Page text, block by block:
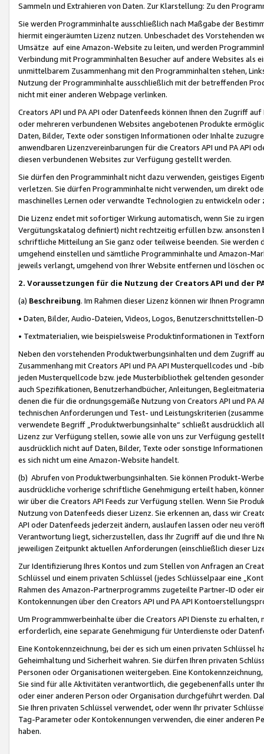
Sammeln und Extrahieren von Daten. Zur Klarstellung: Zu den
Sie werden Programminhalte ausschließlich nach Maßgabe der
hiermit eingeräumten Lizenz nutzen. Unbeschadet des Vorstehenden
Umsätze auf eine Amazon-Website zu leiten, und werden
Verbindung mit Programminhalten Besucher auf andere Websites als
unmittelbarem Zusammenhang mit den Programminhalten stehen,
Nutzung der Programminhalte ausschließlich mit der betreffenden
nicht mit einer anderen Webpage verlinken.
Creators API und PA API oder Datenfeeds können Ihnen den Zugriff
oder mehreren verbundenen Websites angebotenen Produkte
Daten, Bilder, Texte oder sonstigen Informationen oder Inhalte
anwendbaren Lizenzvereinbarungen für die Creators API und PA API
diesen verbundenen Websites zur Verfügung gestellt werden.
Sie dürfen den Programminhalt nicht dazu verwenden, geistiges
verletzen. Sie dürfen Programminhalte nicht verwenden, um direkt
maschinelles Lernen oder verwandte Technologien zu entwickeln
Die Lizenz endet mit sofortiger Wirkung automatisch, wenn Sie zu
Vergütungskatalog definiert) nicht rechtzeitig erfüllen bzw. ansonsten
schriftliche Mitteilung an Sie ganz oder teilweise beenden. Sie werden
umgehend einstellen und sämtliche Programminhalte und Amazon-
jeweils verlangt, umgehend von Ihrer Website entfernen und löschen
2. Voraussetzungen für die Nutzung der Creators API und der
(a) Beschreibung. Im Rahmen dieser Lizenz können wir Ihnen
• Daten, Bilder, Audio-Dateien, Videos, Logos, Benutzerschnittstellen-
• Textmaterialien, wie beispielsweise Produktinformationen in
Neben den vorstehenden Produktwerbungsinhalten und dem Zugriff
Zusammenhang mit Creators API und PA API Musterquellcodes und
jeden Musterquellcode bzw. jede Musterbibliothek geltenden
auch Spezifikationen, Benutzerhandbücher, Anleitungen,
denen die für die ordnungsgemäße Nutzung von Creators API und PA
technischen Anforderungen und Test- und Leistungskriterien
verwendete Begriff „Produktwerbungsinhalte“ schließt ausdrücklich
Lizenz zur Verfügung stellen, sowie alle von uns zur Verfügung
ausdrücklich nicht auf Daten, Bilder, Texte oder sonstige
es sich nicht um eine Amazon-Website handelt.
(b) Abrufen von Produktwerbungsinhalten. Sie können Produkt-
ausdrückliche vorherige schriftliche Genehmigung erteilt haben,
wir über die Creators API Feeds zur Verfügung stellen. Wenn Sie
Nutzung von Datenfeeds dieser Lizenz. Sie erkennen an, dass wir
API oder Datenfeeds jederzeit ändern, auslaufen lassen oder neu
Verantwortung liegt, sicherzustellen, dass Ihr Zugriff auf die und Ihre
jeweiligen Zeitpunkt aktuellen Anforderungen (einschließlich dieser
Zur Identifizierung Ihres Kontos und zum Stellen von Anfragen an
Schlüssel und einem privaten Schlüssel (jedes Schlüsselpaar eine
Rahmen des Amazon-Partnerprogramms zugeteilte Partner-ID oder
Kontokennungen über den Creators API und PA API
Um Programmwerbeinhalte über die Creators API Dienste zu
erforderlich, eine separate Genehmigung für Unterdienste oder
Eine Kontokennzeichnung, bei der es sich um einen privaten
Geheimhaltung und Sicherheit wahren. Sie dürfen Ihren privaten
Personen oder Organisationen weitergeben. Eine
Sie sind für alle Aktivitäten verantwortlich, die gegebenenfalls unter
oder einer anderen Person oder Organisation durchgeführt werden.
Sie Ihren privaten Schlüssel verwendet, oder wenn Ihr privater
Tag-Parameter oder Kontokennungen verwenden, die einer anderen
haben.